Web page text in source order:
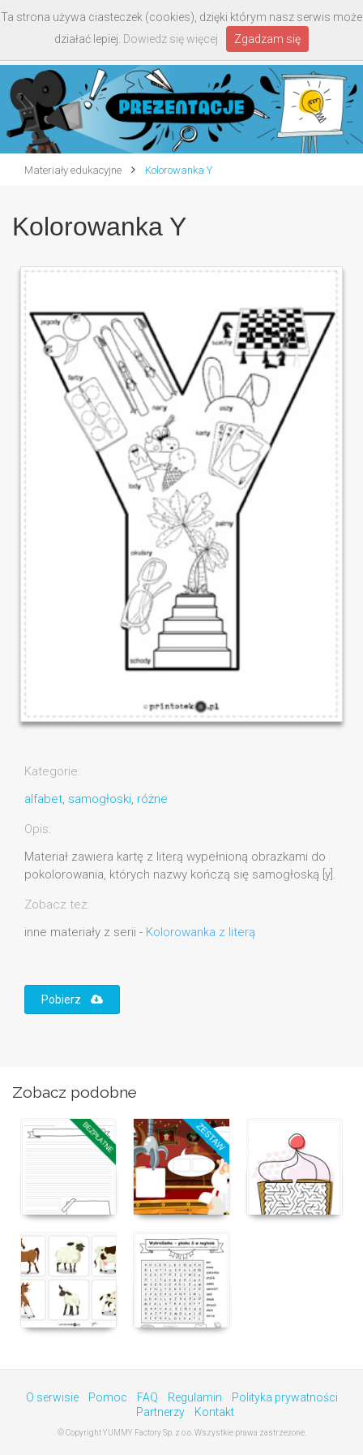
Materiały edukacyjne Kolorowanka Y
Kolorowanka Y
Kategorie:
alfabet, samogłoski, różne
Opis:
Materiał zawiera kartę z literą wypełnioną obrazkami do
pokolorowania, których nazwy kończą się samogłoską [y].
Zobacz też:
inne materiały z serii - Kolorowanka z literą
Pobierz
Zobacz podobne
O serwisie Pomoc FAQ Regulamin
Polityka prywatności
Partnerzy
Kontakt
© Copyright YUMMY Factory Sp. z o.o. Wszystkie prawa zastrzeżone.
Ta strona używa ciasteczek (cookies), dzięki którym nasz serwis może
działać lepiej. Dowiedz się więcej Zgadzam się